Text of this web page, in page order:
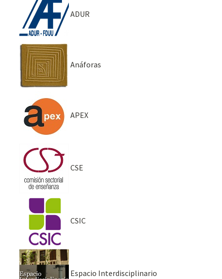
ADUR
Anáforas
APEX
CSE
CSIC
Espacio Interdisciplinario